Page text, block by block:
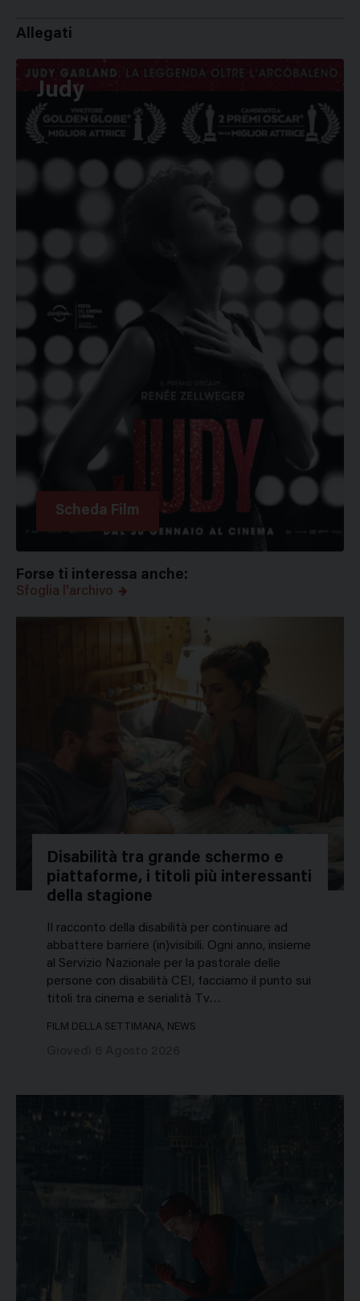
Allegati
Judy
Scheda Film
Forse ti interessa anche:
Sfoglia l'archivo
Disabilità tra grande schermo e
piattaforme, i titoli più interessanti
della stagione
Il racconto della disabilità per continuare ad
abbattere barriere (in)visibili. Ogni anno, insieme
al Servizio Nazionale per la pastorale delle
persone con disabilità CEI, facciamo il punto sui
titoli tra cinema e serialità Tv…
FILM DELLA SETTIMANA, NEWS